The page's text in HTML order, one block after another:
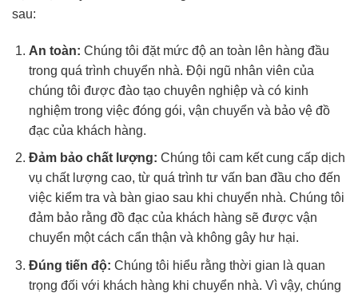
sau:
An toàn: Chúng tôi đặt mức độ an toàn lên hàng đầu
trong quá trình chuyển nhà. Đội ngũ nhân viên của
chúng tôi được đào tạo chuyên nghiệp và có kinh
nghiệm trong việc đóng gói, vận chuyển và bảo vệ đồ
đạc của khách hàng.
Đảm bảo chất lượng: Chúng tôi cam kết cung cấp dịch
vụ chất lượng cao, từ quá trình tư vấn ban đầu cho đến
việc kiểm tra và bàn giao sau khi chuyển nhà. Chúng tôi
đảm bảo rằng đồ đạc của khách hàng sẽ được vận
chuyển một cách cẩn thận và không gây hư hại.
Đúng tiến độ: Chúng tôi hiểu rằng thời gian là quan
trọng đối với khách hàng khi chuyển nhà. Vì vậy, chúng